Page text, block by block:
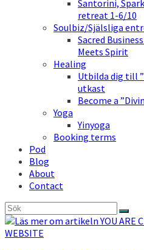
Santorini,
retreat 1-6/10
Soulbiz/Själsliga
Sacred
Meets Spirit
Healing
Utbilda dig till
utkast
Become a
Yoga
Yinyoga
Booking terms
Pod
Blog
About
Contact